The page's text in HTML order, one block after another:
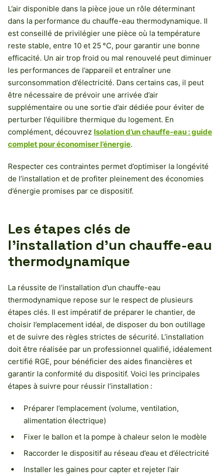
L’air disponible dans la pièce joue un rôle déterminant
dans la performance du chauffe-eau thermodynamique. Il
est conseillé de privilégier une pièce où la température
reste stable, entre 10 et 25 °C, pour garantir une bonne
efficacité. Un air trop froid ou mal renouvelé peut diminuer
les performances de l’appareil et entraîner une
surconsommation d’électricité. Dans certains cas, il peut
être nécessaire de prévoir une arrivée d’air
supplémentaire ou une sortie d’air dédiée pour éviter de
perturber l’équilibre thermique du logement. En
complément, découvrez Isolation d’un chauffe-eau : guide
complet pour économiser l’énergie.
Respecter ces contraintes permet d’optimiser la longévité
de l’installation et de profiter pleinement des économies
d’énergie promises par ce dispositif.
Les étapes clés de
l’installation d’un chauffe-eau
thermodynamique
La réussite de l’installation d’un chauffe-eau
thermodynamique repose sur le respect de plusieurs
étapes clés. Il est impératif de préparer le chantier, de
choisir l’emplacement idéal, de disposer du bon outillage
et de suivre des règles strictes de sécurité. L’installation
doit être réalisée par un professionnel qualifié, idéalement
certifié RGE, pour bénéficier des aides financières et
garantir la conformité du dispositif. Voici les principales
étapes à suivre pour réussir l’installation :
Préparer l’emplacement (volume, ventilation,
alimentation électrique)
Fixer le ballon et la pompe à chaleur selon le modèle
Raccorder le dispositif au réseau d’eau et d’électricité
Installer les gaines pour capter et rejeter l’air